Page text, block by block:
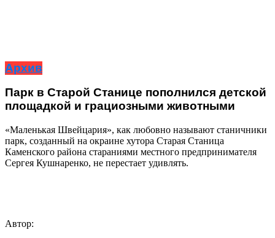
Архив
Парк в Старой Станице пополнился детской
площадкой и грациозными животными
«Маленькая Швейцария», как любовно называют станичники
парк, созданный на окраине хутора Старая Станица
Каменского района стараниями местного предпринимателя
Сергея Кушнаренко, не перестает удивлять.
Автор: